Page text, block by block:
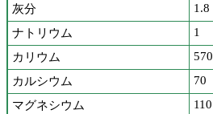
灰分
1.8
ナトリウム
1
カリウム
570
カルシウム
70
マグネシウム
110